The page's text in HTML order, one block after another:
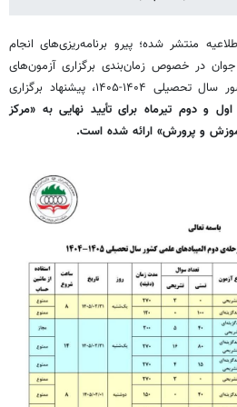
منتشر شده؛ پیرو برنامه‌ریزی‌های انجام
در خصوص زمان‌بندی برگزاری آزمون‌های
مرحله دوم المپیادهای علمی کشور سال تحصیلی ۱۴۰۴-۱۴۰۵، پیشنهاد برگزاری
خرداد، اول و دوم تیرماه برای تأیید نهایی به «مرکز
و پرورش» ارائه شده است.